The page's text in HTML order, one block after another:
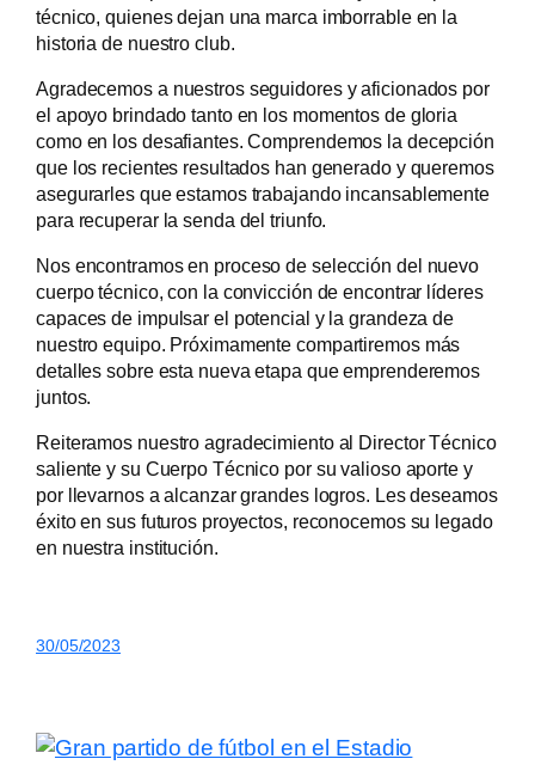
técnico, quienes dejan una marca imborrable en la
historia de nuestro club.
Agradecemos a nuestros seguidores y aficionados por
el apoyo brindado tanto en los momentos de gloria
como en los desafiantes. Comprendemos la decepción
que los recientes resultados han generado y queremos
asegurarles que estamos trabajando incansablemente
para recuperar la senda del triunfo.
Nos encontramos en proceso de selección del nuevo
cuerpo técnico, con la convicción de encontrar líderes
capaces de impulsar el potencial y la grandeza de
nuestro equipo. Próximamente compartiremos más
detalles sobre esta nueva etapa que emprenderemos
juntos.
Reiteramos nuestro agradecimiento al Director Técnico
saliente y su Cuerpo Técnico por su valioso aporte y
por llevarnos a alcanzar grandes logros. Les deseamos
éxito en sus futuros proyectos, reconocemos su legado
en nuestra institución.
30/05/2023